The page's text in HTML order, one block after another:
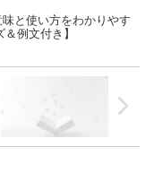
味と使い方をわかりやす
例文付き】